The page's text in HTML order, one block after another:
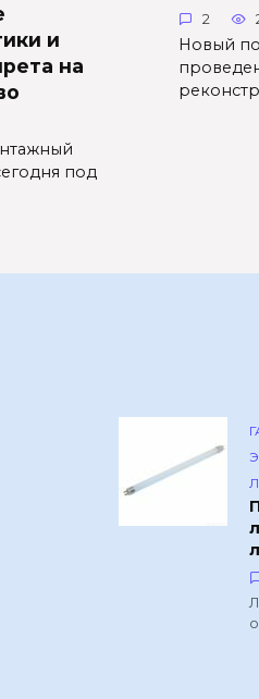
и
на
под
2
Новый